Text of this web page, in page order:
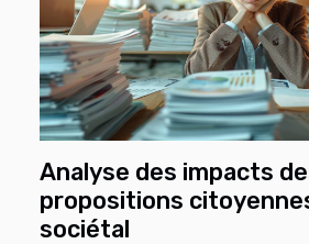
Analyse des impacts
propositions
sociétal